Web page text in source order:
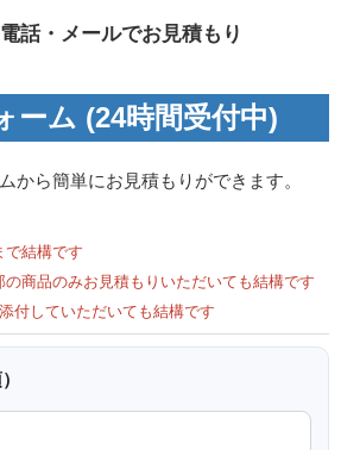
話・メールでお見積もり
ーム (24時間受付中)
から簡単にお見積もりができます。
結構です
商品のみお見積もりいただいても結構です
付していただいても結構です